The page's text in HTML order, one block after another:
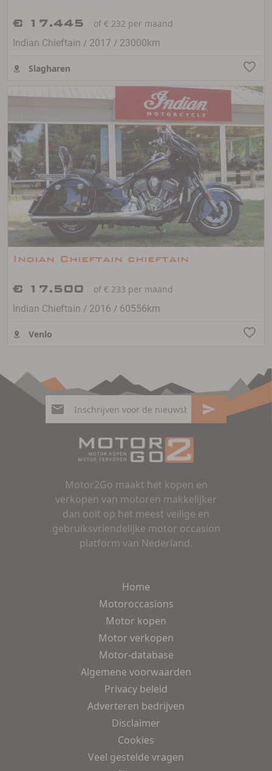
€ 17.445
of € 232 per maand
Indian Chieftain / 2017 / 23000km
Slagharen
Indian Chieftain chieftain
€ 17.500
of € 233 per maand
Indian Chieftain / 2016 / 60556km
Venlo
Motor2Go maakt het kopen en
verkopen van motoren makkelijker
dan ooit op het meest veilige en
gebruiksvriendelijke motor occasion
platform van Nederland.
Home
Motoroccasions
Motor kopen
Motor verkopen
Motor-database
Algemene voorwaarden
Privacy beleid
Adverteren bedrijven
Disclaimer
Cookies
Veel gestelde vragen